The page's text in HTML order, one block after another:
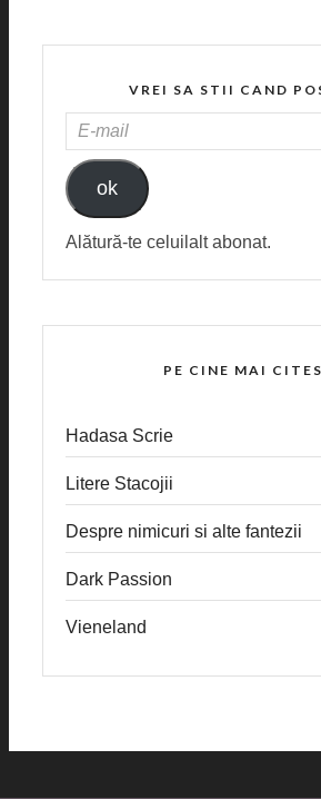
VREI SA STII CAND
MAIL
ok
Alătură-te celuilalt abonat.
PE CINE MAI
Hadasa Scrie
Litere Stacojii
Despre nimicuri si alte fantezii
Dark Passion
Vieneland